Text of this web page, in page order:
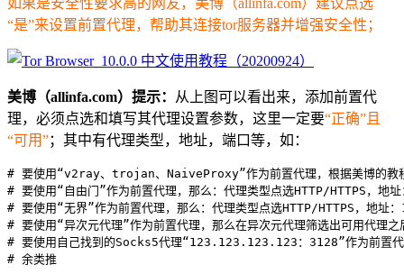
如果是安全性要求高的网友，美博（allinfa.com）建议点选
“是”来设置前置代理，帮助其连接tor服务器并增强安全性；
美博（allinfa.com）提示：
从上图可以看出来，添加前置代
理，必须点选和填写其代理设置参数，这里一定要“正确”且
“可用”；其中有代理类型，地址，端口等，如：
# 要使用“v2ray、trojan、NaiveProxy”作为前置代理，根据美博的教
# 要使用“自由门”作为前置代理，那么：代理类型点选HTTP/HTTPS，
# 要使用“无界”作为前置代理，那么：代理类型点选HTTP/HTTPS，地
# 要使用“异次元代理”作为前置代理，那么在异次元代理筛选出可用代
# 要使用自己找到的Socks5代理“123.123.123.123：3128”作为前置